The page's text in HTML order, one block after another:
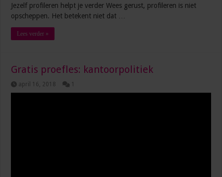
Jezelf profileren helpt je verder Wees gerust, profileren is niet
opscheppen. Het betekent niet dat …
Lees verder »
Gratis proefles: kantoorpolitiek
april 16, 2018